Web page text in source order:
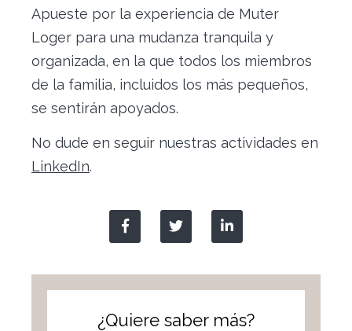
Apueste por la experiencia de Muter
Loger para una mudanza tranquila y
organizada, en la que todos los miembros
de la familia, incluidos los más pequeños,
se sentirán apoyados.
No dude en seguir nuestras actividades en
LinkedIn.
¿Quiere saber más?